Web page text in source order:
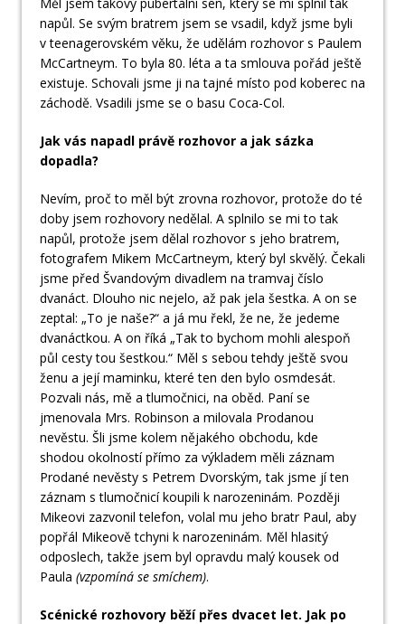
napůl. Se svým bratrem jsem se vsadil, když jsme byli
v teenagerovském věku, že udělám rozhovor s Paulem
McCartneym. To byla 80. léta a ta smlouva pořád ještě
existuje. Schovali jsme ji na tajné místo pod koberec na
záchodě. Vsadili jsme se o basu Coca-Col.
Jak vás napadl právě rozhovor a jak sázka
dopadla?
Nevím, proč to měl být zrovna rozhovor, protože do té
doby jsem rozhovory nedělal. A splnilo se mi to tak
napůl, protože jsem dělal rozhovor s jeho bratrem,
fotografem Mikem McCartneym, který byl skvělý. Čekali
jsme před Švandovým divadlem na tramvaj číslo
dvanáct. Dlouho nic nejelo, až pak jela šestka. A on se
zeptal: „To je naše?“ a já mu řekl, že ne, že jedeme
dvanáctkou. A on říká „Tak to bychom mohli alespoň
půl cesty tou šestkou.“ Měl s sebou tehdy ještě svou
ženu a její maminku, které ten den bylo osmdesát.
Pozvali nás, mě a tlumočnici, na oběd. Paní se
jmenovala Mrs. Robinson a milovala Prodanou
nevěstu. Šli jsme kolem nějakého obchodu, kde
shodou okolností přímo za výkladem měli záznam
Prodané nevěsty s Petrem Dvorským, tak jsme jí ten
záznam s tlumočnicí koupili k narozeninám. Později
Mikeovi zazvonil telefon, volal mu jeho bratr Paul, aby
popřál Mikeově tchyni k narozeninám. Měl hlasitý
odposlech, takže jsem byl opravdu malý kousek od
Paula (vzpomíná se smíchem).
Scénické rozhovory běží přes dvacet let. Jak po